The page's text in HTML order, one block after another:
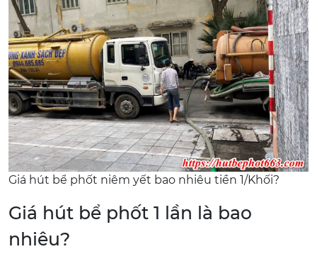
Giá hút bể phốt niêm yết bao nhiêu tiền 1/Khối?
Giá hút bể phốt 1 lần là bao
nhiêu?